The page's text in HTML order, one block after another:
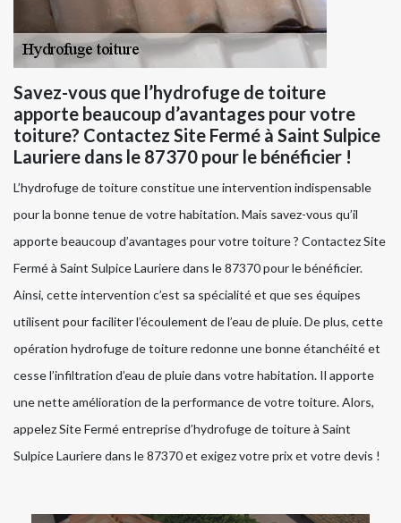
Savez-vous que l’hydrofuge de toiture
apporte beaucoup d’avantages pour votre
toiture? Contactez Site Fermé à Saint Sulpice
Lauriere dans le 87370 pour le bénéficier !
L’hydrofuge de toiture constitue une intervention indispensable
pour la bonne tenue de votre habitation. Mais savez-vous qu’il
apporte beaucoup d’avantages pour votre toiture ? Contactez Site
Fermé à Saint Sulpice Lauriere dans le 87370 pour le bénéficier.
Ainsi, cette intervention c’est sa spécialité et que ses équipes
utilisent pour faciliter l’écoulement de l’eau de pluie. De plus, cette
opération hydrofuge de toiture redonne une bonne étanchéité et
cesse l’infiltration d’eau de pluie dans votre habitation. Il apporte
une nette amélioration de la performance de votre toiture. Alors,
appelez Site Fermé entreprise d’hydrofuge de toiture à Saint
Sulpice Lauriere dans le 87370 et exigez votre prix et votre devis !